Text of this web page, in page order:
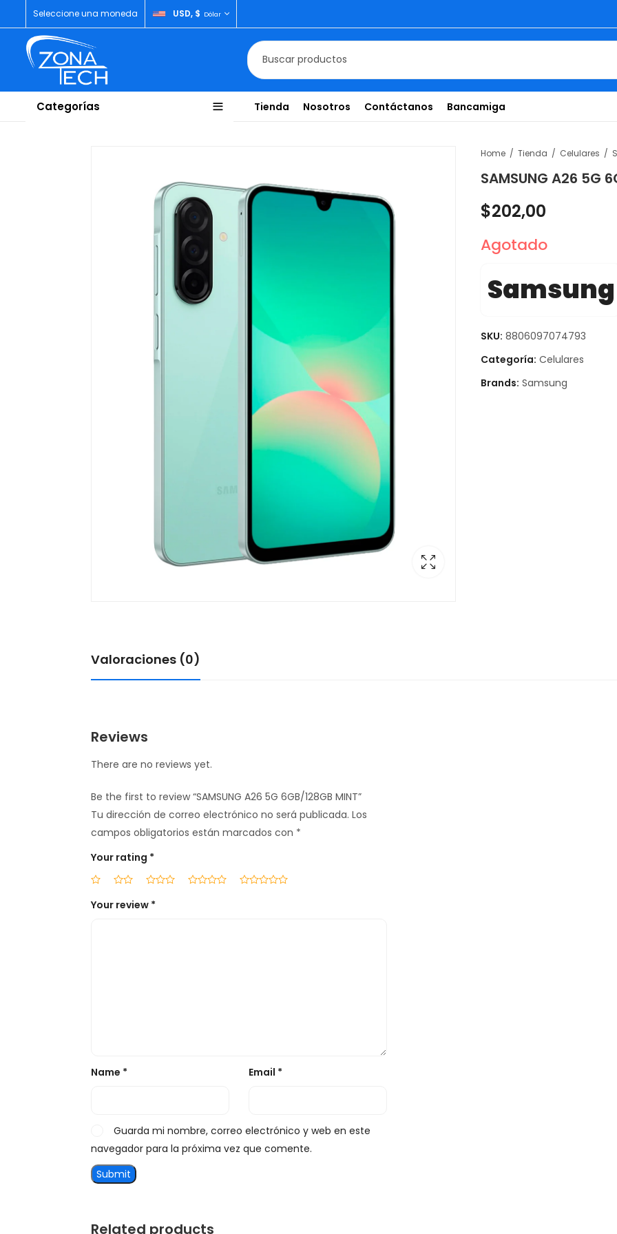
Seleccione una moneda USD, $ Dólar
Categorías Tienda Nosotros Contáctanos Bancamiga
Home Tienda Celulares
SAMSUNG A26 5G
$202,00
Agotado
Samsung
SKU: 8806097074793
Categoría: Celulares
Brands: Samsung
Valoraciones (0)
Reviews
There are no reviews yet.
Be the first to review “SAMSUNG A26 5G 6GB/128GB MINT”
Tu dirección de correo electrónico no será publicada. Los
campos obligatorios están marcados con *
Your rating *
Your review *
Name * Email *
Guarda mi nombre, correo electrónico y web en este
navegador para la próxima vez que comente.
Related products